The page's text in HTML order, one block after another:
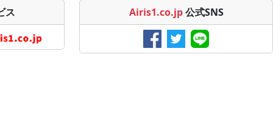
ス Airis1.co.jp 公式SNS